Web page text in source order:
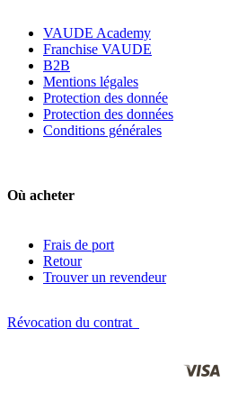
VAUDE Academy
Franchise VAUDE
B2B
Mentions légales
Protection des donnée
Protection des données
Conditions générales
Où acheter
Frais de port
Retour
Trouver un revendeur
Révocation du contrat